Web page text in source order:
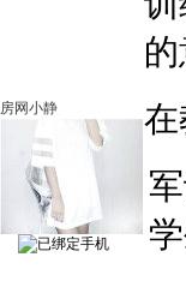
房网小静
的